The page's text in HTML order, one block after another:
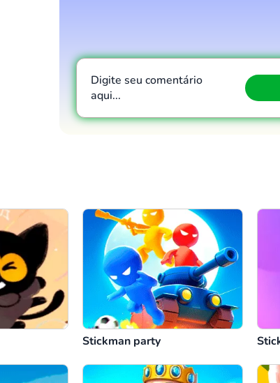
Digite seu comentário
aqui...
Cancelar
Stickman party